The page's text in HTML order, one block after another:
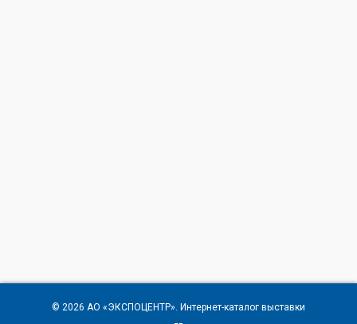
© 2026 АО «ЭКСПОЦЕНТР». Интернет-каталог выставки